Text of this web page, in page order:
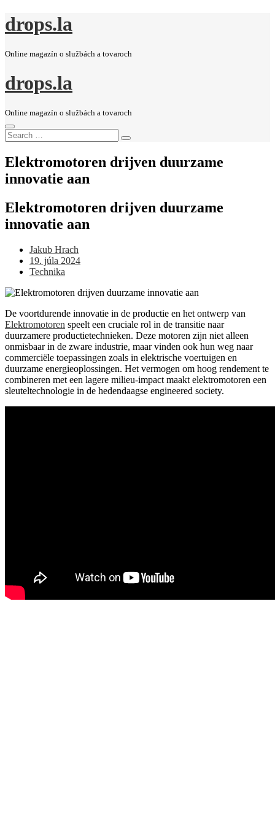
drops.la
Online magazín o službách a tovaroch
drops.la
Online magazín o službách a tovaroch
Search
for:
Search
Elektromotoren drijven duurzame
innovatie aan
Elektromotoren drijven duurzame
innovatie aan
Jakub Hrach
Posted
on
19. júla 2024
Technika
De voortdurende innovatie in de productie en het ontwerp van
Elektromotoren speelt een cruciale rol in de transitie naar
duurzamere productietechnieken. Deze motoren zijn niet alleen
onmisbaar in de zware industrie, maar vinden ook hun weg naar
commerciële toepassingen zoals in elektrische voertuigen en
duurzame energieoplossingen. Het vermogen om hoog rendement te
combineren met een lagere milieu-impact maakt elektromotoren een
sleuteltechnologie in de hedendaagse engineered society.